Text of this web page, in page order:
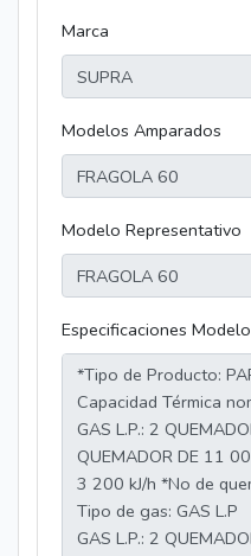
Marca
Modelos Amparados
Modelo Representativo
Especificaciones Modelo